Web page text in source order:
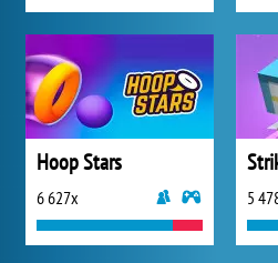
Hoop Stars
6 627x 5